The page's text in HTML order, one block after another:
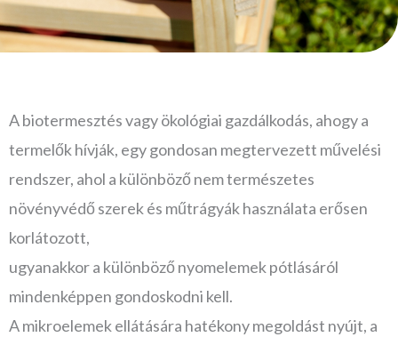
A biotermesztés vagy ökológiai gazdálkodás, ahogy a
termelők hívják, egy gondosan megtervezett művelési
rendszer, ahol a különböző nem természetes
növényvédő szerek és műtrágyák használata erősen
korlátozott,
ugyanakkor a különböző nyomelemek pótlásáról
mindenképpen gondoskodni kell.
A mikroelemek ellátására hatékony megoldást nyújt, a